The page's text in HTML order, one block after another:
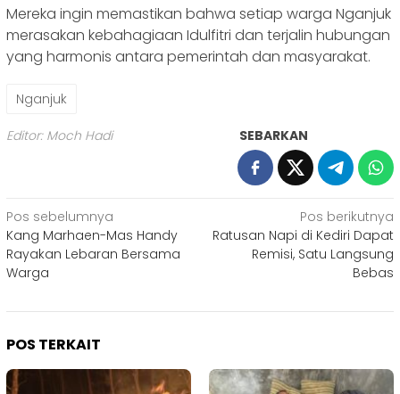
Mereka ingin memastikan bahwa setiap warga Nganjuk
merasakan kebahagiaan Idulfitri dan terjalin hubungan
yang harmonis antara pemerintah dan masyarakat.
Nganjuk
Editor: Moch Hadi SEBARKAN
Navigasi
pos
Pos sebelumnya
Kang Marhaen-Mas Handy
Rayakan Lebaran Bersama
Warga
Pos berikutnya
Ratusan Napi di Kediri Dapat
Remisi, Satu Langsung
Bebas
POS TERKAIT